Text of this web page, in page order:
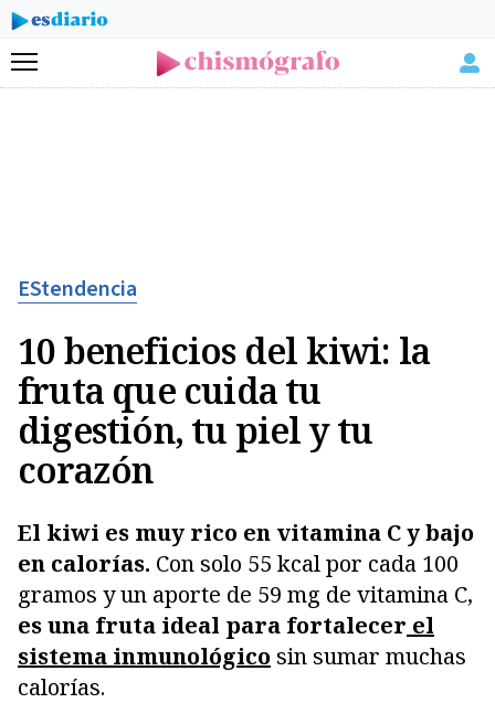
Menú
EStendencia
10 beneficios del kiwi: la
fruta que cuida tu
digestión, tu piel y tu
corazón
El kiwi es muy rico en vitamina C y bajo
en calorías. Con solo 55 kcal por cada 100
gramos y un aporte de 59 mg de vitamina C,
es una fruta ideal para fortalecer el
sistema inmunológico sin sumar muchas
calorías.